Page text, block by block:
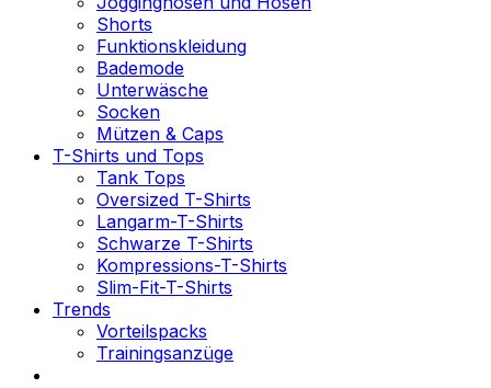
Shorts
Funktionskleidung
Bademode
Unterwäsche
Socken
Mützen & Caps
T-Shirts und Tops
Tank Tops
Oversized T-Shirts
Langarm-T-Shirts
Schwarze T-Shirts
Kompressions-T-Shirts
Slim-Fit-T-Shirts
Trends
Vorteilspacks
Trainingsanzüge